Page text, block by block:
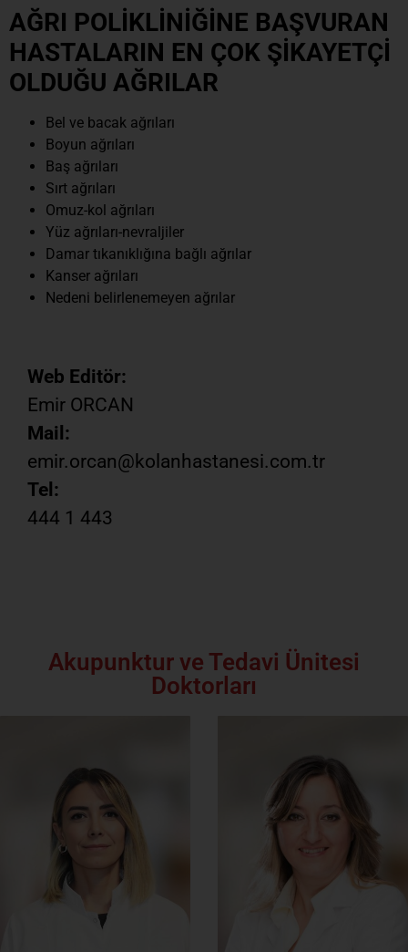
AĞRI POLİKLİNİĞİNE BAŞVURAN
HASTALARIN EN ÇOK ŞİKAYETÇİ
OLDUĞU AĞRILAR
Bel ve bacak ağrıları
Boyun ağrıları
Baş ağrıları
Sırt ağrıları
Omuz-kol ağrıları
Yüz ağrıları-nevraljiler
Damar tıkanıklığına bağlı ağrılar
Kanser ağrıları
Nedeni belirlenemeyen ağrılar
Web Editör:
Emir ORCAN
Mail:
emir.orcan@kolanhastanesi.com.tr
Tel:
444 1 443
Akupunktur ve Tedavi Ünitesi
Doktorları